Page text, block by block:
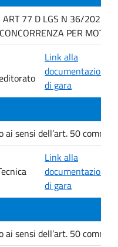
77 D LGS N 36/2023
PER MOTIVI
Link alla
documentazione
di gara
sensi dell’art. 50
Link alla
documentazione
di gara
sensi dell’art. 50